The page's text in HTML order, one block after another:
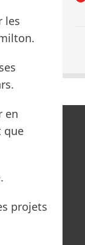
les
en
que
projets